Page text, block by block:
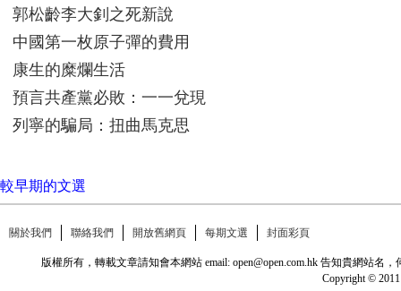
郭松齡李大釗之死新說
中國第一枚原子彈的費用
康生的糜爛生活
預言共產黨必敗：一一兌現
列寧的騙局：扭曲馬克思
較早期的文選
關於我們 聯絡我們 開放舊網頁 每期文選 封面彩頁
版權所有，轉載文章請知會本網站 email: open@open.com.hk 告知貴網站
Copyright © 2011